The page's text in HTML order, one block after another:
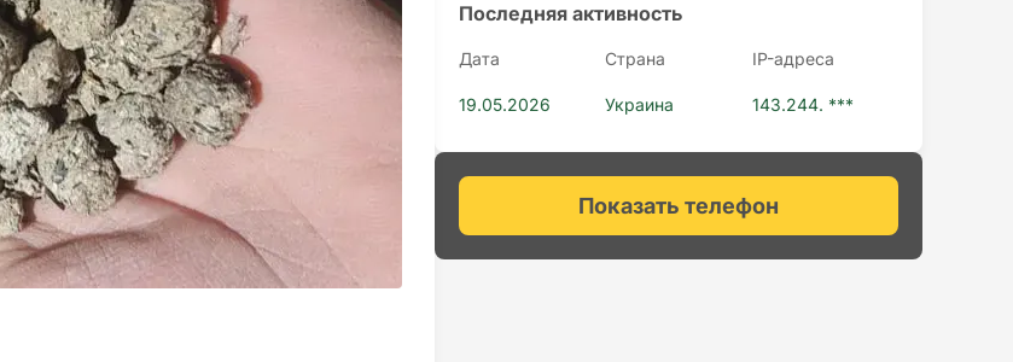
Последняя активность
Дата Страна IP-адресa
19.05.2026 Украина 143.244. ***
Показать телефон